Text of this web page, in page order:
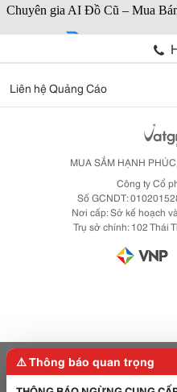
Liên hệ Quảng Cáo
MUA SẮM HẠNH
Công ty Cổ
Số GCNDT:
Nơi cấp: Sở kế hoạch
Trụ sở chính: 102 Thái
⚠️ Thông báo quan trọng